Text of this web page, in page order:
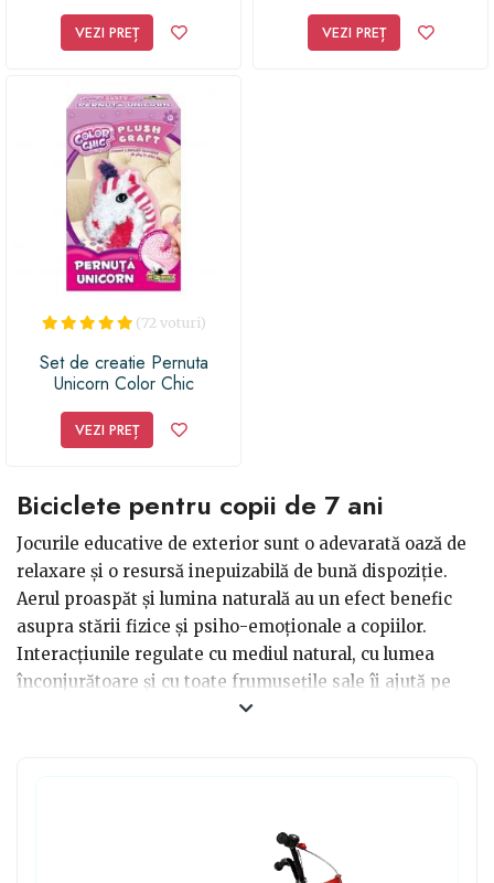
VEZI PREȚ VEZI PREȚ
(72 voturi)
Set de creatie Pernuta
Unicorn Color Chic
VEZI PREȚ
Biciclete pentru copii de 7 ani
Jocurile educative de exterior sunt o adevarată oază de
relaxare și o resursă inepuizabilă de bună dispoziție.
Aerul proaspăt și lumina naturală au un efect benefic
asupra stării fizice și psiho-emoționale a copiilor.
Interacțiunile regulate cu mediul natural, cu lumea
înconjurătoare și cu toate frumusețile sale îi ajută pe
cei mici să crească armonios și sănătos. Iar cea mai la